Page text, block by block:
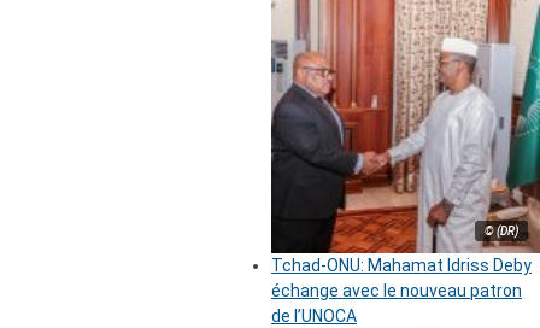
© (DR)
Tchad-ONU: Mahamat Idriss Deby
échange avec le nouveau patron
de l’UNOCA